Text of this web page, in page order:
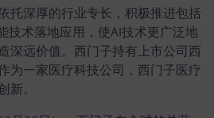
托深厚的行业专长，积极推进包括
技术落地应用，使AI技术更广泛地
深远价值。西门子持有上市公司西
为一家医疗科技公司，西门子医疗
新。